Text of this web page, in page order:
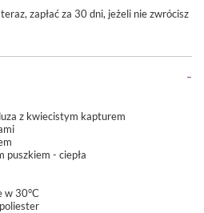
zapłać za 30 dni, jeżeli nie zwrócisz
z kwiecistym kapturem
- ciepła
w 30°C